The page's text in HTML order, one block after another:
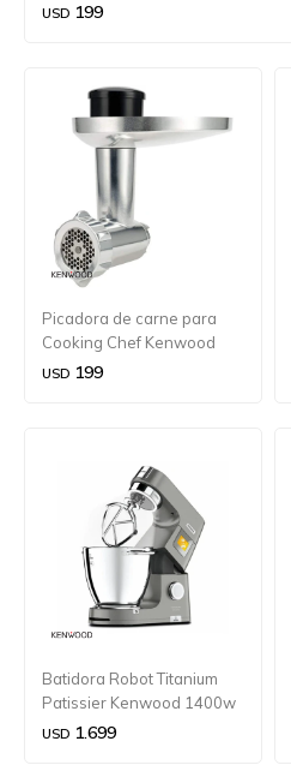
USD 199
Picadora de carne para
Cooking Chef Kenwood
USD 199
Batidora Robot Titanium
Patissier Kenwood 1400w
USD 1.699